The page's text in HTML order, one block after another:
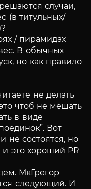
случаи,
(в титульных/
/ пирамидах
В обычных
но как правило
не делать
чтоб не мешать
в виде
Вот
не состоятся, но
и это хороший PR
МкГрегор
следующий. И